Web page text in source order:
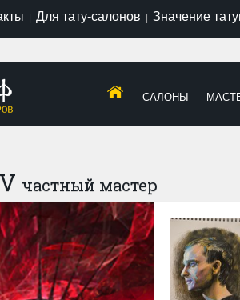
Для тату-салонов Значение
САЛОНЫ
частный мастер